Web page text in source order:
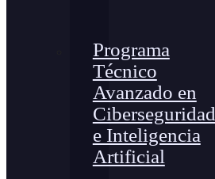
Programa
Técnico
Avanzado en
Ciberseguridad
e Inteligencia
Artificial